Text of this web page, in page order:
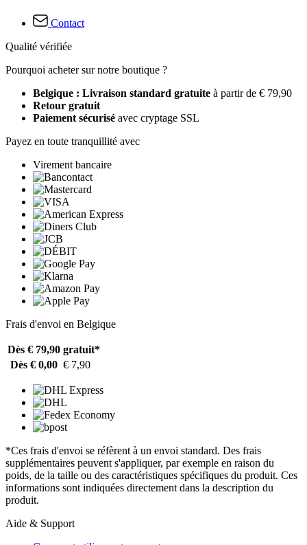
Contact
Qualité vérifiée
Pourquoi acheter sur notre boutique ?
Belgique : Livraison standard gratuite à partir de € 79,90
Retour gratuit
Paiement sécurisé avec cryptage SSL
Payez en toute tranquillité avec
Virement bancaire
Frais d'envoi en Belgique
Dès € 79,90 gratuit*
Dès € 0,00 € 7,90
*Ces frais d'envoi se réfèrent à un envoi standard. Des frais
supplémentaires peuvent s'appliquer, par exemple en raison du
poids, de la taille ou des caractéristiques spécifiques du produit. Ces
informations sont indiquées directement dans la description du
produit.
Aide & Support